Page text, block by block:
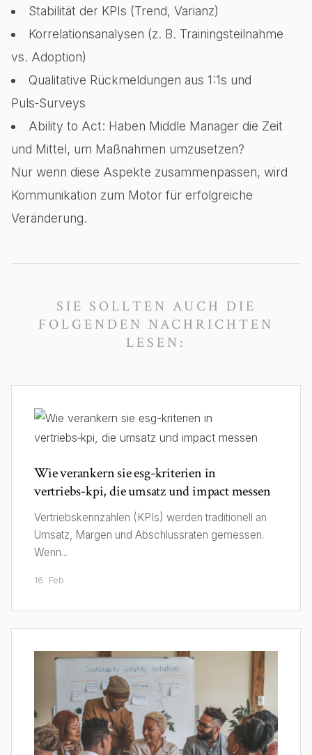
Stabilität der KPIs (Trend, Varianz)
Korrelationsanalysen (z. B. Trainingsteilnahme
vs. Adoption)
Qualitative Rückmeldungen aus 1:1s und
Puls‑Surveys
Ability to Act: Haben Middle Manager die Zeit
und Mittel, um Maßnahmen umzusetzen?
Nur wenn diese Aspekte zusammenpassen, wird
Kommunikation zum Motor für erfolgreiche
Veränderung.
SIE SOLLTEN AUCH DIE
FOLGENDEN NACHRICHTEN
LESEN:
Wie verankern sie esg-kriterien in
vertriebs‑kpi, die umsatz und impact messen
Vertriebskennzahlen (KPIs) werden traditionell an
Umsatz, Margen und Abschlussraten gemessen.
Wenn...
16. Feb